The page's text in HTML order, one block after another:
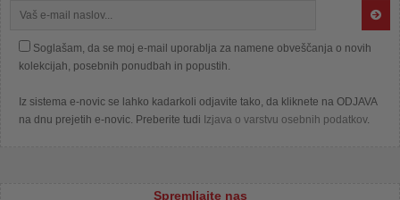
Soglašam, da se moj e-mail uporablja za namene obveščanja o novih
kolekcijah, posebnih ponudbah in popustih.
Iz sistema e-novic se lahko kadarkoli odjavite tako, da kliknete na ODJAVA
na dnu prejetih e-novic. Preberite tudi Izjava o varstvu osebnih podatkov.
Spremljajte nas